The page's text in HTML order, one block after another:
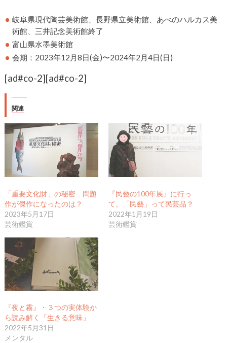
岐阜県現代陶芸美術館、長野県立美術館、あべのハルカス美
術館、三井記念美術館終了
富山県水墨美術館
会期：2023年12月8日(金)〜2024年2月4日(日)
[ad#co-2][ad#co-2]
関連
「重要文化財」の秘密 問題
作が傑作になったのは？
2023年5月17日
芸術鑑賞
『民藝の100年展』に行っ
て。「民藝」って民芸品？
2022年1月19日
芸術鑑賞
『夜と霧』・３つの実体験か
ら読み解く「生きる意味」
2022年5月31日
メンタル